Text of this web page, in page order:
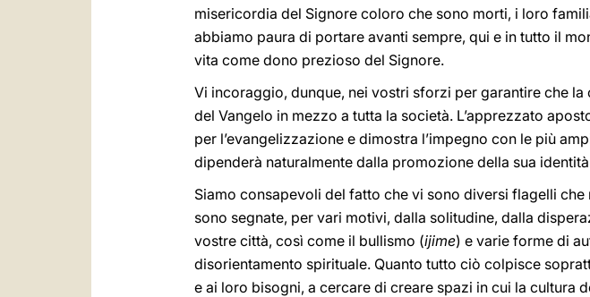
misericordia del Signore coloro che sono morti, i loro
abbiamo paura di portare avanti sempre, qui e in tutto il
vita come dono prezioso del Signore.
Vi incoraggio, dunque, nei vostri sforzi per garantire che
del Vangelo in mezzo a tutta la società. L’apprezzato
per l’evangelizzazione e dimostra l’impegno con le più
dipenderà naturalmente dalla promozione della sua
Siamo consapevoli del fatto che vi sono diversi flagelli
sono segnate, per vari motivi, dalla solitudine, dalla
vostre città, così come il bullismo (ijime) e varie forme di
disorientamento spirituale. Quanto tutto ciò colpisce
e ai loro bisogni, a cercare di creare spazi in cui la cultura